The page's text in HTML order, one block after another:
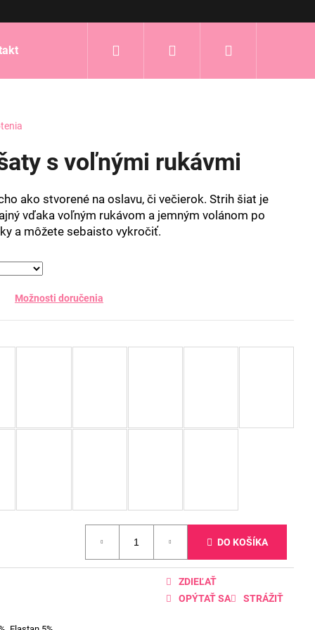
Prihlásenie
s voľnými rukávmi
ako stvorené na oslavu, či večierok. Strih šiat je
vďaka voľným rukávom a jemným volánom po
a môžete sebaisto vykročiť.
Možnosti doručenia
DO KOŠÍKA
OPÝTAŤ SA STRÁŽIŤ
ZDIEĽAŤ